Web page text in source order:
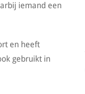
iemand een
en heeft
gebruikt in